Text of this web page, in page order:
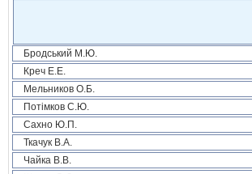
Бродський М.Ю.
Креч Е.Е.
Мельников О.Б.
Потімков С.Ю.
Сахно Ю.П.
Ткачук В.А.
Чайка В.В.